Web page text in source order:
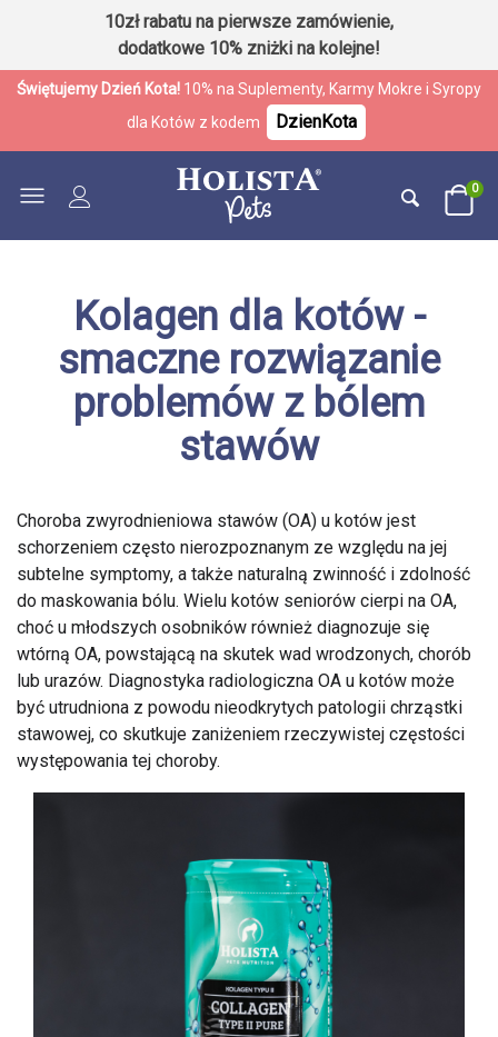
10zł rabatu na pierwsze zamówienie,
dodatkowe 10% zniżki na kolejne!
Świętujemy Dzień Kota! 10% na Suplementy, Karmy Mokre i Syropy
dla Kotów z kodem
DzienKota
0
Kolagen dla kotów -
smaczne rozwiązanie
problemów z bólem
stawów
Choroba zwyrodnieniowa stawów (OA) u kotów jest
schorzeniem często nierozpoznanym ze względu na jej
subtelne symptomy, a także naturalną zwinność i zdolność
do maskowania bólu. Wielu kotów seniorów cierpi na OA,
choć u młodszych osobników również diagnozuje się
wtórną OA, powstającą na skutek wad wrodzonych, chorób
lub urazów. Diagnostyka radiologiczna OA u kotów może
być utrudniona z powodu nieodkrytych patologii chrząstki
stawowej, co skutkuje zaniżeniem rzeczywistej częstości
występowania tej choroby.